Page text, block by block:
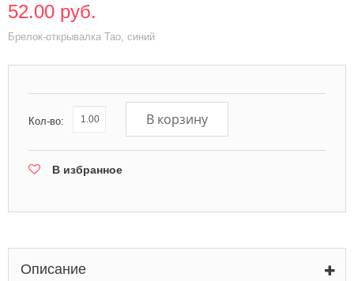
52.00 руб.
Брелок-открывалка Tao, синий
Кол-во: В корзину
В избранное
Описание